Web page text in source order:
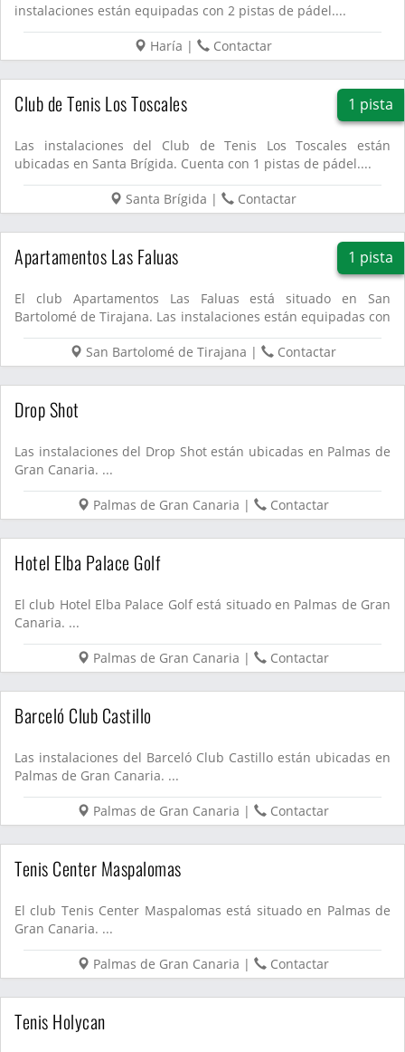
instalaciones están equipadas con 2 pistas de pádel....
Haría | Contactar
Club de Tenis Los Toscales 1 pista
Las instalaciones del Club de Tenis Los Toscales están
ubicadas en Santa Brígida. Cuenta con 1 pistas de pádel....
Santa Brígida | Contactar
Apartamentos Las Faluas 1 pista
El club Apartamentos Las Faluas está situado en San
Bartolomé de Tirajana. Las instalaciones están equipadas con
1 pistas ...
San Bartolomé de Tirajana | Contactar
Drop Shot
Las instalaciones del Drop Shot están ubicadas en Palmas de
Gran Canaria. ...
Palmas de Gran Canaria | Contactar
Hotel Elba Palace Golf
El club Hotel Elba Palace Golf está situado en Palmas de Gran
Canaria. ...
Palmas de Gran Canaria | Contactar
Barceló Club Castillo
Las instalaciones del Barceló Club Castillo están ubicadas en
Palmas de Gran Canaria. ...
Palmas de Gran Canaria | Contactar
Tenis Center Maspalomas
El club Tenis Center Maspalomas está situado en Palmas de
Gran Canaria. ...
Palmas de Gran Canaria | Contactar
Tenis Holycan